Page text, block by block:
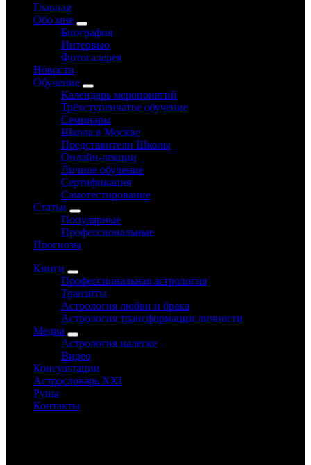
Главная
Обо мне
Биография
Интервью
Фотогалерея
Новости
Обучение
Календарь мероприятий
Трёхступенчатое обучение
Семинары
Школа в Москве
Представители Школы
Онлайн-лекции
Личное обучение
Сертификация
Самотестирование
Статьи
Популярные
Профессиональные
Прогнозы
Книги
Профессиональная астрология
Транзиты
Астрология любви и брака
Астрология трансформации личности
Медиа
Астрология налегке
Видео
Консультации
Астрословарь XXI
Руны
Контакты